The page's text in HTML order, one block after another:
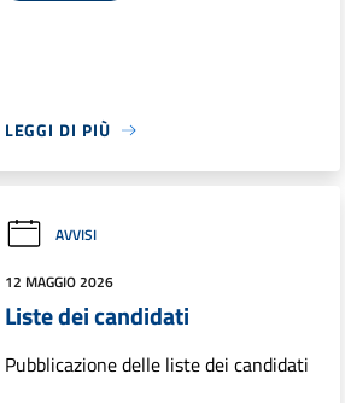
LEGGI DI PIÙ
AVVISI
12 MAGGIO 2026
Liste dei candidati
Pubblicazione delle liste dei candidati